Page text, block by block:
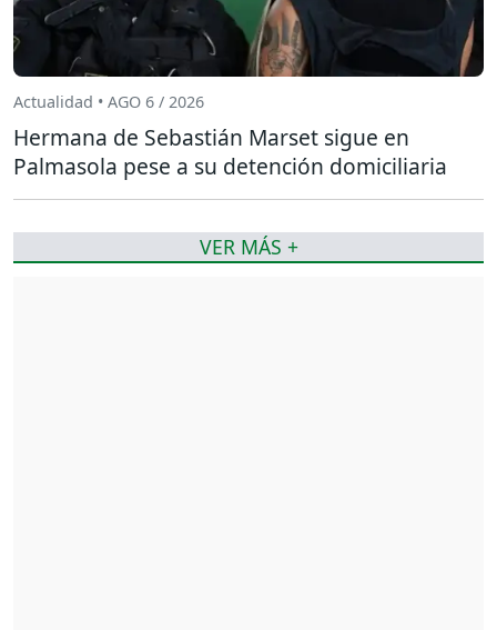
Actualidad • AGO 6 / 2026
Hermana de Sebastián Marset sigue en
Palmasola pese a su detención domiciliaria
VER MÁS +